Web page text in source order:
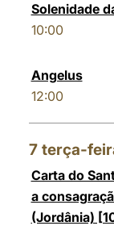
Solenidade
10:00
Angelus
12:00
7 terça-
Carta do
a
(Jordânia)